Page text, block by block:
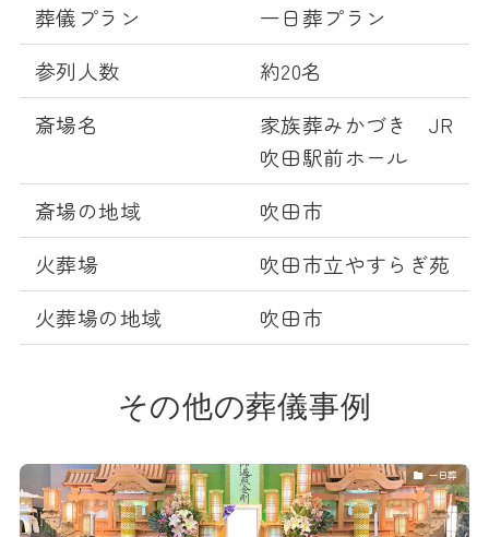
葬儀プラン
一日葬プラン
参列人数
約20名
斎場名
家族葬みかづき JR
吹田駅前ホール
斎場の地域
吹田市
火葬場
吹田市立やすらぎ苑
火葬場の地域
吹田市
その他の葬儀事例
一日葬